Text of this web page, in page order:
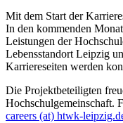
Mit dem Start der
In den kommenden
Leistungen der
Lebensstandort Leipzig
Karriereseiten werden
Die Projektbeteiligten
Hochschulgemeinschaft.
careers (at) htwk-